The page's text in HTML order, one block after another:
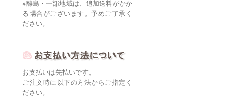
※離島・一部地域は、追加送料がかか
る場合がございます。予めご了承く
ださい。
お支払いは先払いです。
ご注文時に以下の方法からご指定く
ださい。